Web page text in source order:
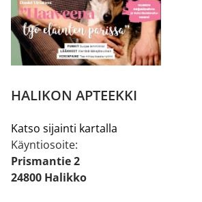
HALIKON APTEEKKI
Katso sijainti kartalla
Käyntiosoite:
Prismantie 2
24800 Halikko